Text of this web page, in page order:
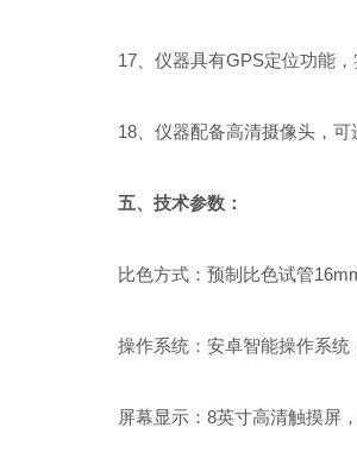
17、仪器具有GPS定位功能，
18、仪器配备高清摄像头，可
五、技术参数：
比色方式：预制比色试管
操作系统：安卓智能操作系统
屏幕显示：8英寸高清触摸屏，